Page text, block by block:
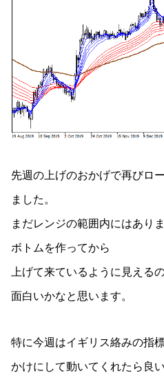
先週の上げのおかげで再びロ
ました。
まだレンジの範囲内にはあり
ボトムを作ってから
上げて来ているように見える
面白いかなと思います。
特に今週はイギリス絡みの指
かけにして動いてくれたら良い